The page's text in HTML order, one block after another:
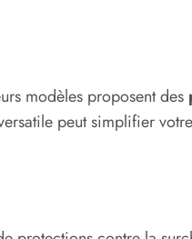
modèles proposent des
peut simplifier